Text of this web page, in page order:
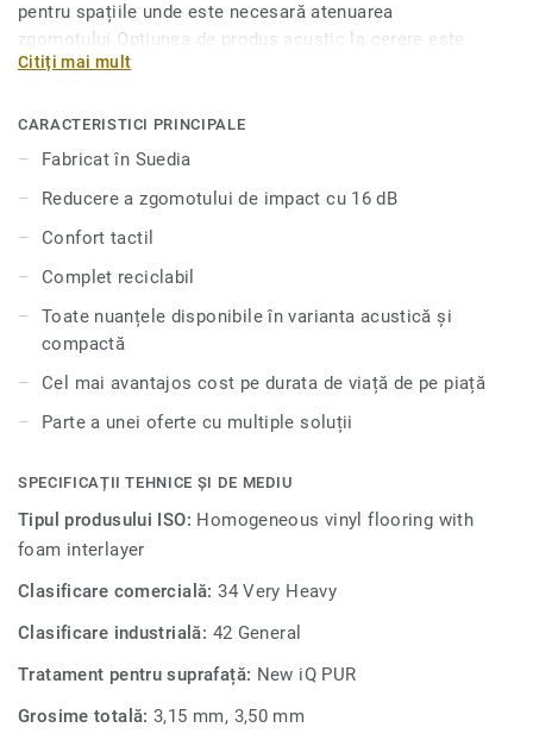
pentru spațiile unde este necesară atenuarea
zgomotului.Opțiunea de produs acustic la cerere este
disponibilă pentru toate cele 55 de nuanțe ale iQ Optimas
clasice.Conceput pentru zone cu trafic intens în instituții
educaționale și unități de sănătate, este extrem de durabil
durabilitate și ușurință în întreținere ca și versiunea
compactă.
Citiți mai mult
CARACTERISTICI PRINCIPALE
Fabricat în Suedia
Reducere a zgomotului de impact cu 16 dB
Confort tactil
Complet reciclabil
Toate nuanțele disponibile în varianta acustică și
compactă
Cel mai avantajos cost pe durata de viață de pe piață
Parte a unei oferte cu multiple soluții
SPECIFICAȚII TEHNICE ȘI DE MEDIU
Tipul produsului ISO: Homogeneous vinyl flooring with
foam interlayer
Clasificare comercială:34 Very Heavy
Clasificare industrială: 42 General
Tratament pentru suprafață: New iQ PUR
Grosime totală:3,15 mm, 3,50 mm